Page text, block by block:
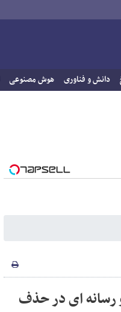
دانش و فناوری هوش مصنوعی
رسانه ای در حذف